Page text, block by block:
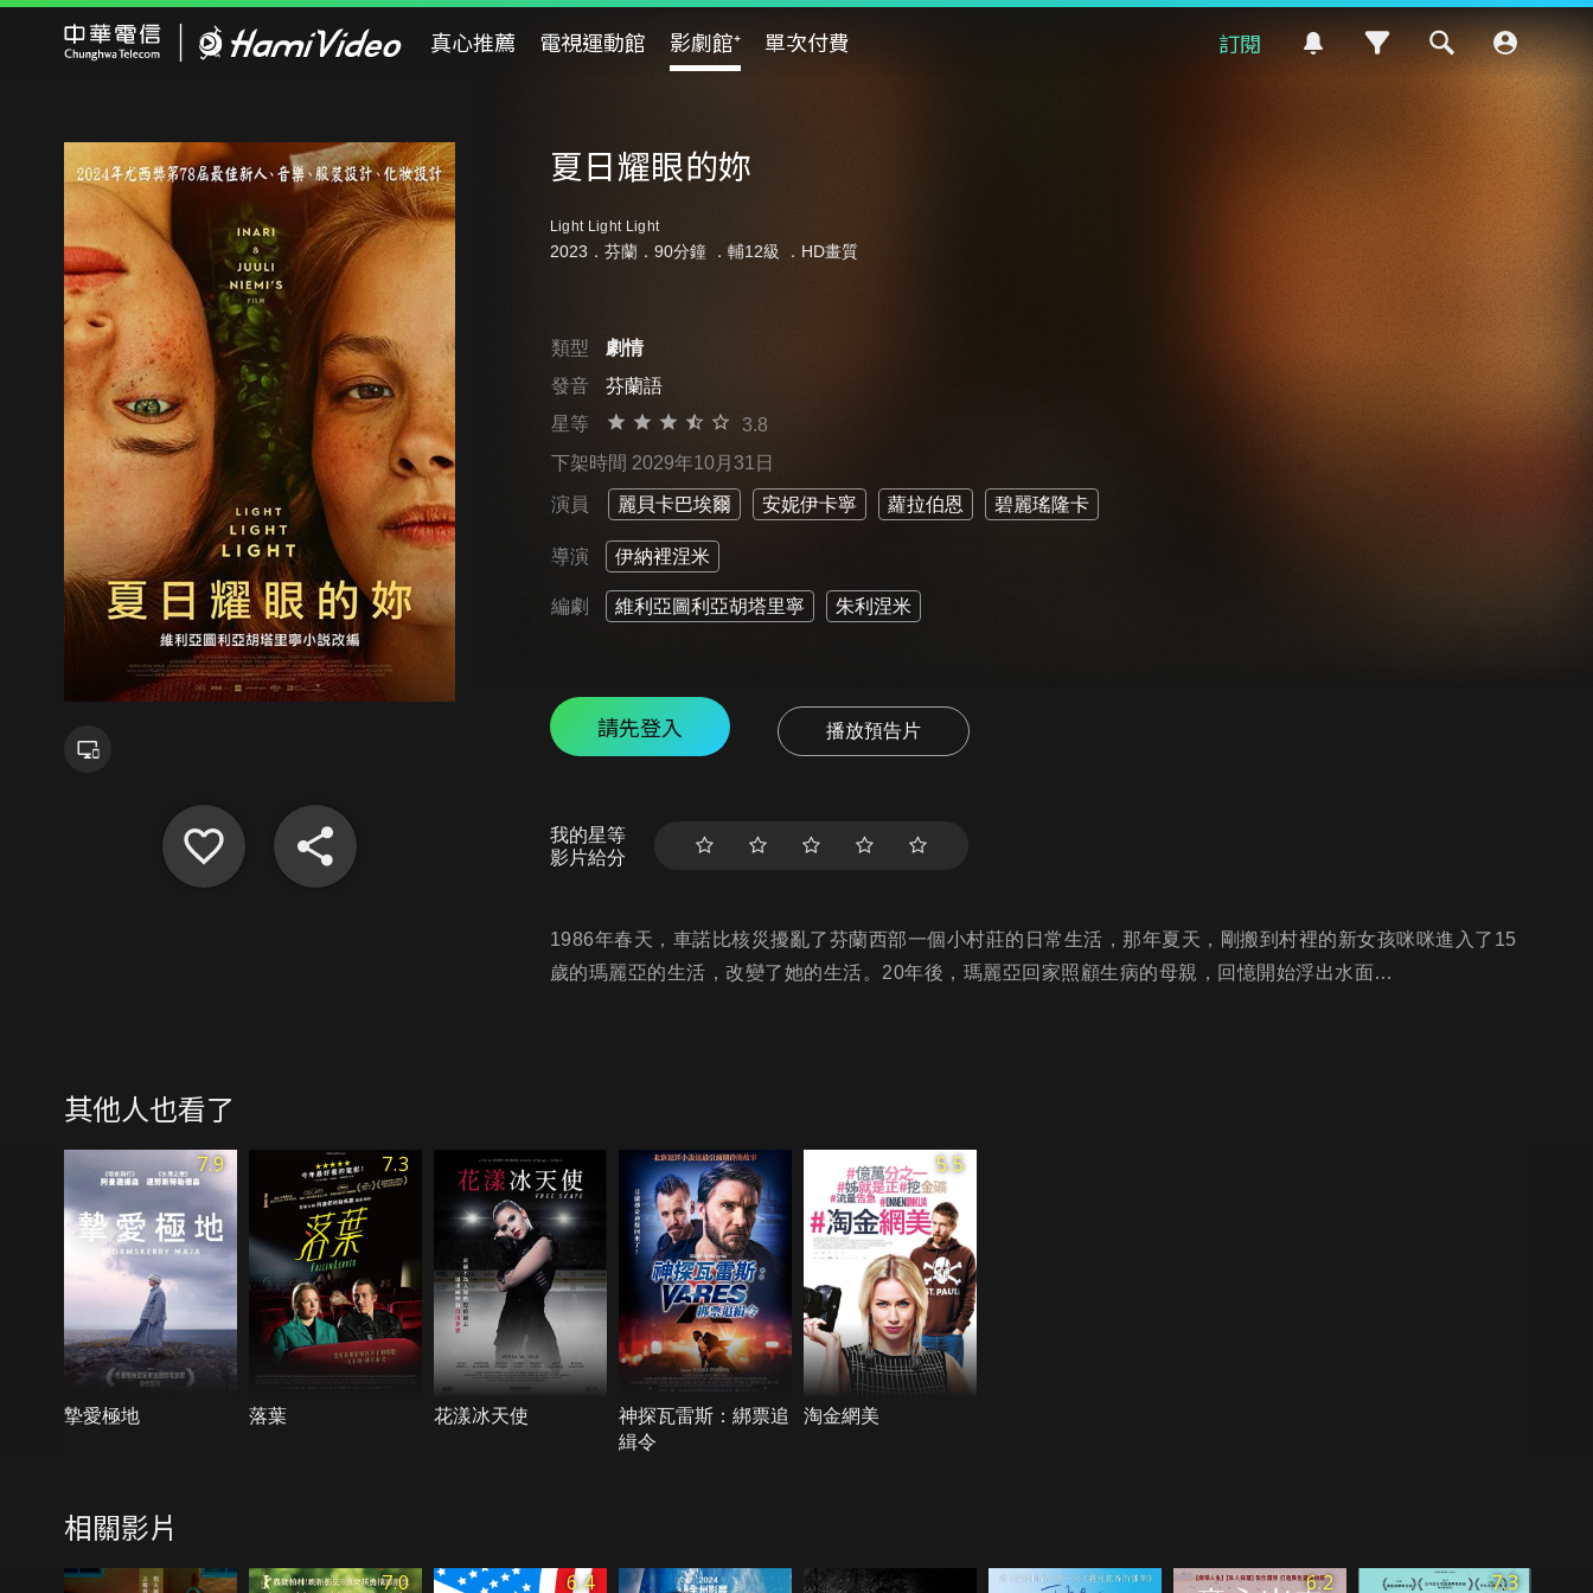
真心推薦 電視運動館 影劇館⁺ 單次付費 訂閱
夏日耀眼的妳
Light Light Light
2023．芬蘭．90分鐘 ． 輔12級 ．HD畫質
類型
劇情
發音
芬蘭語
星等
3.8
下架時間 2029年10月31日
演員 麗貝卡巴埃爾 安妮伊卡寧 蘿拉伯恩 碧麗瑤隆卡
導演 伊納裡涅米
編劇 維利亞圖利亞胡塔里寧 朱利涅米
請先登入 播放預告片
我的星等
影片給分
1986年春天，車諾比核災擾亂了芬蘭西部一個小村莊的日常生活，那年夏天，剛搬到村裡的新女孩咪咪進入了15
歲的瑪麗亞的生活，改變了她的生活。20年後，瑪麗亞回家照顧生病的母親，回憶開始浮出水面…
其他人也看了
7.9
摯愛極地
7.3
落葉 花漾冰天使
神探瓦雷斯：綁票追
緝令
5.5
淘金網美
相關影片
7.0 6.4 6.2 7.3